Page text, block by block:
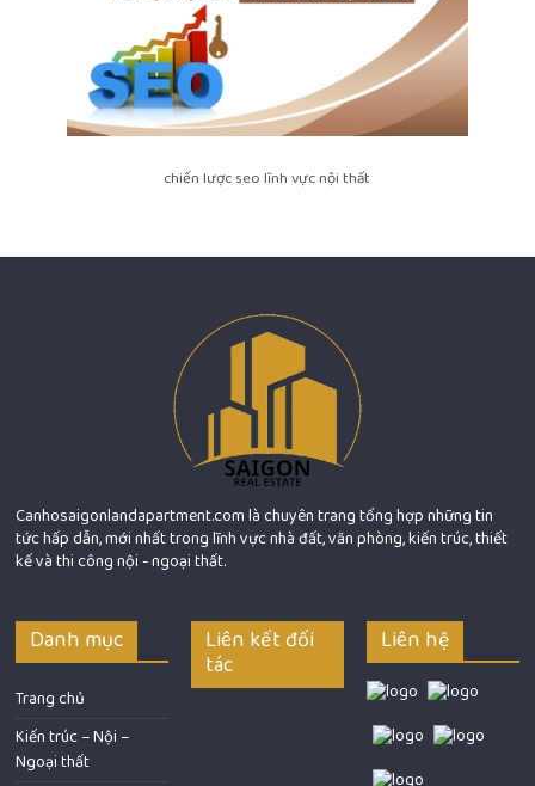
chiến lược seo lĩnh vực nội thất
Canhosaigonlandapartment.com là chuyên trang tổng hợp những tin
tức hấp dẫn, mới nhất trong lĩnh vực nhà đất, văn phòng, kiến trúc, thiết
kế và thi công nội - ngoại thất.
Danh mục
Trang chủ
Kiến trúc – Nội –
Ngoại thất
Liên kết đối
tác
Liên hệ